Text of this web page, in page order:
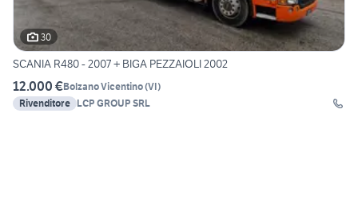
30
SCANIA R480 - 2007 + BIGA PEZZAIOLI 2002
12.000 €Bolzano Vicentino(VI)
Rivenditore LCP GROUP SRL